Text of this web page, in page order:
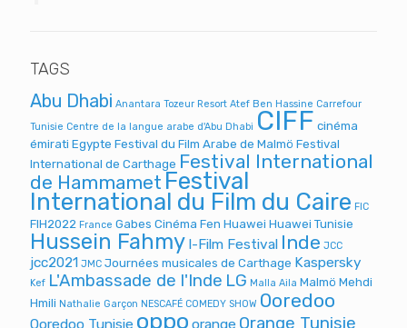
TAGS
Abu Dhabi Anantara Tozeur Resort Atef Ben Hassine Carrefour
Tunisie Centre de la langue arabe d'Abu Dhabi CIFF cinéma
émirati Egypte Festival du Film Arabe de Malmö Festival
International de Carthage Festival International
de HammametFestival
International du Film du Caire FIC
FIH2022 France Gabes Cinéma Fen Huawei Huawei Tunisie
Hussein Fahmy I-Film Festival Inde JCC
jcc2021 JMC Journées musicales de Carthage Kaspersky
Kef L'Ambassade de l'Inde LG Malla Aila Malmö Mehdi
Hmili Nathalie Garçon NESCAFÉ COMEDY SHOW Ooredoo
Ooredoo Tunisie oppo orange Orange Tunisie